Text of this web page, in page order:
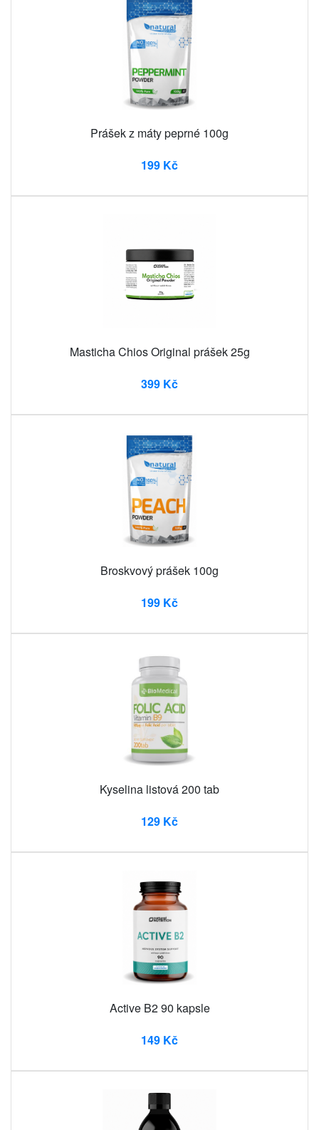
Prášek z máty peprné 100g
199 Kč
Masticha Chios Original prášek 25g
399 Kč
Broskvový prášek 100g
199 Kč
Kyselina listová 200 tab
129 Kč
Active B2 90 kapsle
149 Kč